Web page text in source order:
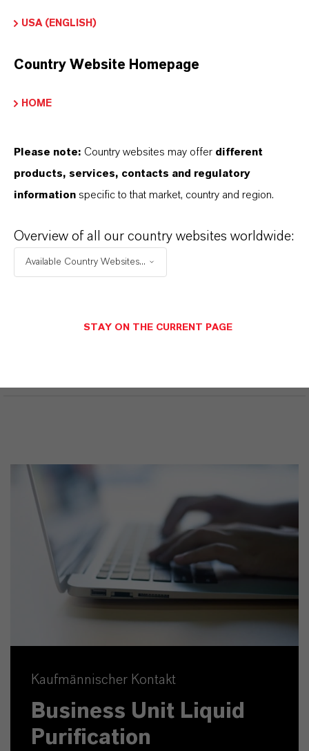
PRODUKTDATENBLÄTTER
heruntergeladen werden.
Technisches Datenblatt
SPRACHE AUSWÄHLEN
Sicherheitsdatenblatt
Kaufmännischer Kontakt
Business Unit Liquid
Purification
USA (ENGLISH)
Country Website Homepage
HOME
Please note: Country websites may offer different
products, services, contacts and regulatory
information specific to that market, country and region.
Overview of all our country websites worldwide:
Available Country Websites...
STAY ON THE CURRENT PAGE